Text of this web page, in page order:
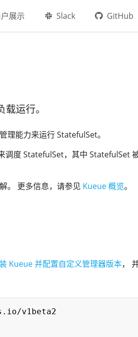
展示 Slack GitHub
运行。
理能力来运行 StatefulSet。
调度 StatefulSet，其中 StatefulSet
。 更多信息，请参见 Kueue 概览。
Kueue 并配置自定义管理器版本，